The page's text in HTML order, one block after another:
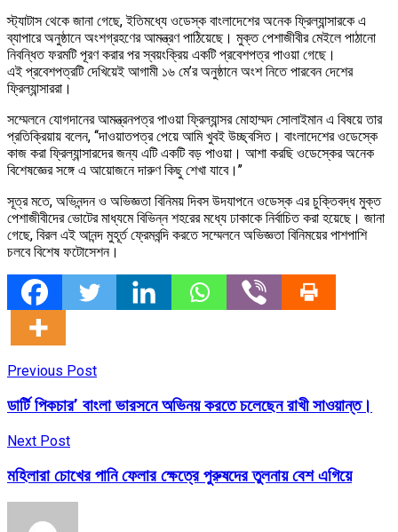
স্ট্যাটাস থেকে জানা গেছে, ইতিমধ্যে ওডেস্ক বাংলাদেশের অনেক ফ্রিল্যান্সারকে এ
ব্যাপারে অনুষ্ঠানে অংশগ্রহণের আমন্ত্রণ পাঠিয়েছে। মুক্ত পেশাজীবীর মেইলে পাঠানো
নিবন্ধিত ফরমটি পূরণ করার পর স্বয়ংক্রিয় একটি প্রবেশপত্র পাওয়া গেছে।
এই প্রবেশপত্রটি দেখিয়েই আগামী ১৬ মে’র অনুষ্ঠানে অংশ নিতে পারবেন দেশের
ফ্রিল্যান্সাররা।
সম্মেলনে যোগদানের আমন্ত্রনপত্র পাওয়া ফ্রিল্যান্সর মোহাম্মদ সোলাইমান এ বিষয়ে তার
প্রতিক্রিয়ায় বলেন, ‘‘দাওয়াতপত্র পেয়ে আমি খুবই উচ্ছ্বসিত। বাংলাদেশের ওডেস্কে
কাজ করা ফ্রিল্যান্সারদের জন্য এটি একটি বড় পাওয়া। আশা করছি ওডেস্কের অনেক
বিশেষজ্ঞের সঙ্গে এ আয়োজনে দারুণ কিছু শেখা যাবে।’’
সূত্র মতে, অভিনন্দন ও অভিজ্ঞতা বিনিময় দিবস উদযাপনে ওডেস্ক এর চুক্তিবদ্ধ মুক্ত
পেশাজীবীদের ভোটের মাধ্যমে বিভিন্ন শহরের মধ্যে ঢাকাকে নির্বাচিত করা হয়েছে। জানা
গেছে, বিরল এই আনন্দ মুহূর্ত ফ্রেমবন্দি করতে সম্মেলনে অভিজ্ঞতা বিনিময়ের পাশপাশি
চলবে বিশেষ ফটোসেশন।
Previous Post
ডার্টি পিকচার’ বাংলা ভারসনে অভিনয় করতে চলেছেন রাখী সাওয়ান্ত।
Next Post
মহিলারা চোখের পানি ফেলার ক্ষেত্রে পুরুষদের তুলনায় বেশ এগিয়ে